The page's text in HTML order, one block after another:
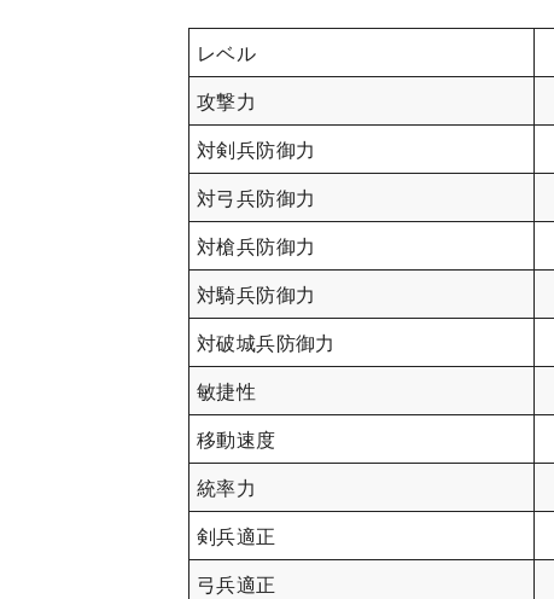
レベル
攻撃力
対剣兵防御力
対弓兵防御力
対槍兵防御力
対騎兵防御力
対破城兵防御力
敏捷性
移動速度
統率力
剣兵適正
弓兵適正